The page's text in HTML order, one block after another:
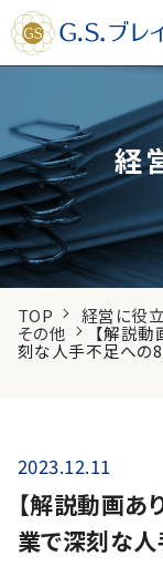
経
TOP 経営に役
その他 【解説
刻な人手不足への
2023.12.11
【解説動画あ
業で深刻な